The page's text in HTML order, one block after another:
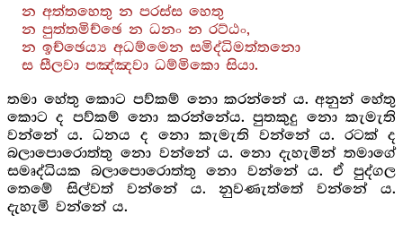
න අත්තහෙතු න පරස්ස හෙතු
න පුත්තමිච්ඡෙ න ධනං න රට්ඨං,
න ඉච්ඡෙය්‍ය අධම්මෙන සමිද්ධිමත්තනො
ස සීලවා පඤ්ඤවා ධම්මිකො සියා.
තමා හේතු කොට පව්කම් නො කරන්නේ ය. අනුන් හේතු
කොට ද පව්කම් නො කරන්නේය. පුතකුදු නො කැමැති
වන්නේ ය. ධනය ද නො කැමැති වන්නේ ය. රටක් ද
බලාපොරොත්තු නො වන්නේ ය. නො දැහැමින් තමාගේ
සමෘද්ධියක බලාපොරොත්තු නො වන්නේ ය. ඒ පුද්ගල
තෙමේ සිල්වත් වන්නේ ය. නුවණැත්තේ වන්නේ ය.
දැහැමි වන්නේ ය.